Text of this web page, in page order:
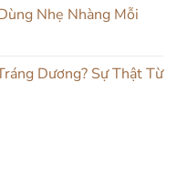
Nhẹ Nhàng Mỗi
Dương? Sự Thật Từ